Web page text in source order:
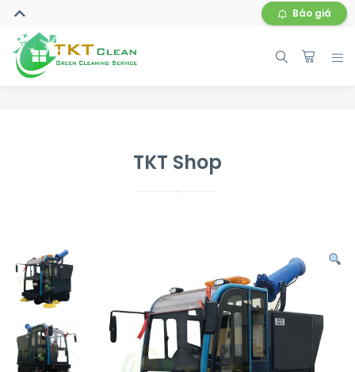
Báo giá
TKT Shop